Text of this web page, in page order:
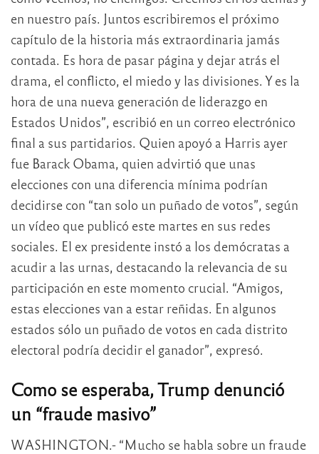
en nuestro país. Juntos escribiremos el próximo
capítulo de la historia más extraordinaria jamás
contada. Es hora de pasar página y dejar atrás el
drama, el conflicto, el miedo y las divisiones. Y es la
hora de una nueva generación de liderazgo en
Estados Unidos”, escribió en un correo electrónico
final a sus partidarios. Quien apoyó a Harris ayer
fue Barack Obama, quien advirtió que unas
elecciones con una diferencia mínima podrían
decidirse con “tan solo un puñado de votos”, según
un vídeo que publicó este martes en sus redes
sociales. El ex presidente instó a los demócratas a
acudir a las urnas, destacando la relevancia de su
participación en este momento crucial. “Amigos,
estas elecciones van a estar reñidas. En algunos
estados sólo un puñado de votos en cada distrito
electoral podría decidir el ganador”, expresó.
Como se esperaba, Trump denunció
un “fraude masivo”
WASHINGTON.- “Mucho se habla sobre un fraude